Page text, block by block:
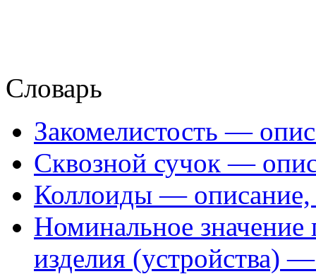
Словарь
Закомелистость —
Сквозной сучок —
Коллоиды — описание,
Номинальное значение
изделия (устройства)